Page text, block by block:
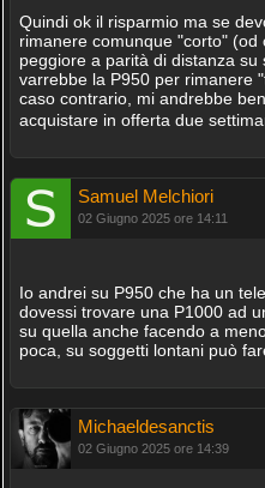
Quindi ok il risparmio ma se
rimanere comunque "corto"
peggiore a parità di distanza
varrebbe la P950 per rimanere
caso contrario, mi andrebbe
acquistare in offerta due
Samuel Melchiori
02 Giugno 2025 ore 14:11
Io andrei su P950 che ha un
dovessi trovare una P1000 ad
su quella anche facendo a
poca, su soggetti lontani può
Michaeldesanctis
02 Giugno 2025 ore 14:39